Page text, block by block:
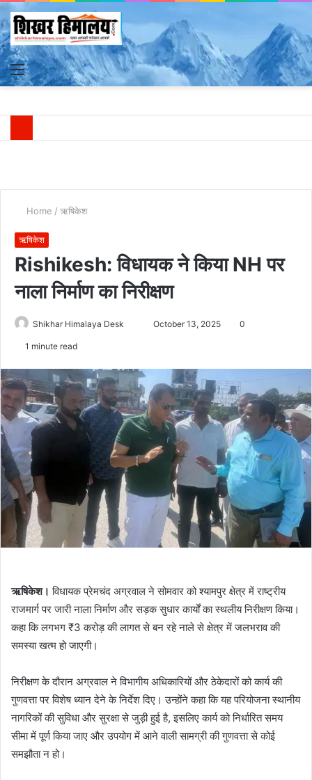
Menu
Home / ऋषिकेश
ऋषिकेश
Rishikesh: विधायक ने किया NH पर
नाला निर्माण का निरीक्षण
Shikhar Himalaya Desk
SendOctober 13, 2025 0
1 minute read
ऋषिकेश। विधायक प्रेमचंद अग्रवाल ने सोमवार को श्यामपुर क्षेत्र में राष्ट्रीय
राजमार्ग पर जारी नाला निर्माण और सड़क सुधार कार्यों का स्थलीय निरीक्षण किया।
कहा कि लगभग ₹3 करोड़ की लागत से बन रहे नाले से क्षेत्र में जलभराव की
समस्या खत्म हो जाएगी।
निरीक्षण के दौरान अग्रवाल ने विभागीय अधिकारियों और ठेकेदारों को कार्य की
गुणवत्ता पर विशेष ध्यान देने के निर्देश दिए। उन्होंने कहा कि यह परियोजना स्थानीय
नागरिकों की सुविधा और सुरक्षा से जुड़ी हुई है, इसलिए कार्य को निर्धारित समय
सीमा में पूर्ण किया जाए और उपयोग में आने वाली सामग्री की गुणवत्ता से कोई
समझौता न हो।